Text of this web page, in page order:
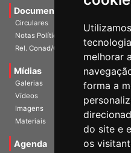
melhorar
forma a
do site e
os
Documentos
Circulares
Notas Políticas
Rel. Conad/Congresso
Mídias
Galerias
Vídeos
Imagens
Materiais
Agenda